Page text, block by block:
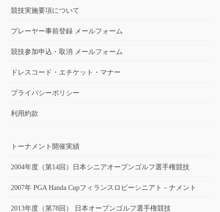
競技実施要項について
プレーヤー事前登録 メールフォーム
競技参加申込・取消 メールフォーム
ドレスコード・エチケット・マナー
プライバシーポリシー
利用約款
トーナメント開催実績
2004年度（第14回）日本シニアオープンゴルフ選手権競技
2007年 PGA Handa Cupフィランスロピーシニアト－ナメント
2013年度（第78回） 日本オープンゴルフ選手権競技